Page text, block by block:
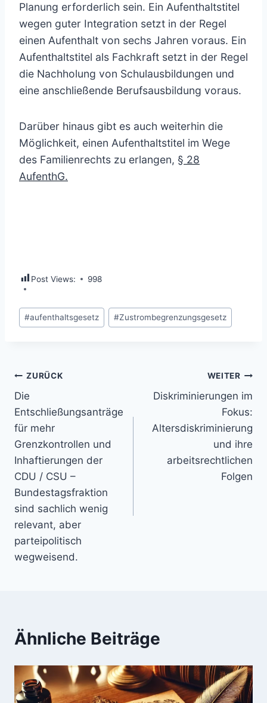
Planung erforderlich sein. Ein Aufenthaltstitel
wegen guter Integration setzt in der Regel
einen Aufenthalt von sechs Jahren voraus. Ein
Aufenthaltstitel als Fachkraft setzt in der Regel
die Nachholung von Schulausbildungen und
eine anschließende Berufsausbildung voraus.
Darüber hinaus gibt es auch weiterhin die
Möglichkeit, einen Aufenthaltstitel im Wege
des Familienrechts zu erlangen, § 28
AufenthG.
Post Views: 998
Schlagworte:
#aufenthaltsgesetz #Zustrombegrenzungsgesetz
Beitragsnavigation
ZURÜCK
Die
Entschließungsanträge
für mehr
Grenzkontrollen und
Inhaftierungen der
CDU / CSU –
Bundestagsfraktion
sind sachlich wenig
relevant, aber
parteipolitisch
wegweisend.
WEITER
Diskriminierungen im
Fokus:
Altersdiskriminierung
und ihre
arbeitsrechtlichen
Folgen
Ähnliche Beiträge